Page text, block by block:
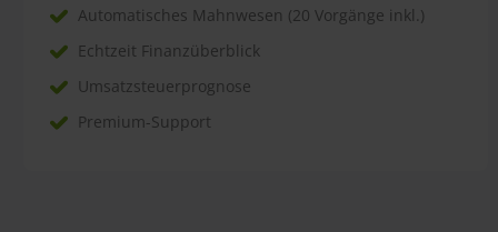
Automatisches Mahnwesen (20 Vorgänge inkl.)
Echtzeit Finanzüberblick
Umsatzsteuerprognose
Premium-Support